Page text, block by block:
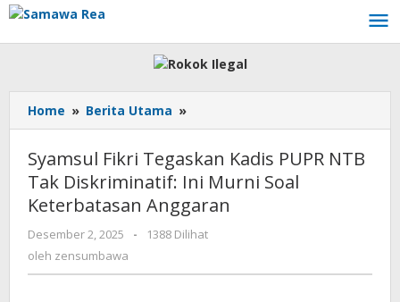
Lewati
konten
Home » Berita Utama »
Fikri
Kadis
PUPR
NTB
Diskriminatif:
Murni
Syamsul Fikri Tegaskan Kadis PUPR NTB
Tak Diskriminatif: Ini Murni Soal
Keterbatasan Anggaran
Desember 2, 2025
oleh
-
1388 Dilihat
oleh zensumbawa